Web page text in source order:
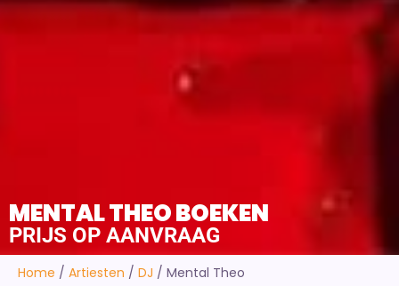
PRIJS OP AANVRAAG
MENTAL THEO BOEKEN
Home / Artiesten / DJ / Mental Theo